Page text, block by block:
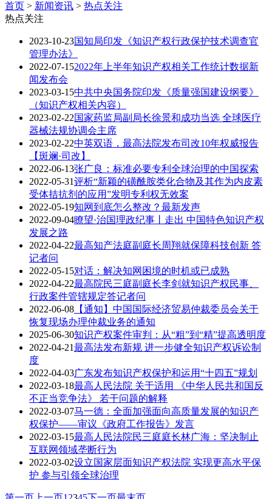
首页 > 新闻资讯 > 热点关注
热点关注
2023-10-23​国知局印发《知识产权行政保护技术调查官
管理办法》
2022-07-152022年上半年知识产权相关工作统计数据新
闻发布会
2023-03-15中共中央国务院印发《质量强国建设纲要》
（知识产权相关内容）
2023-02-22国家药监局副局长徐景和成功当选 全球医疗
器械法规协调会主席
2023-02-22中英双语，最高法院发布司改10年权威报告
【斑斓·司改】
2022-06-13张广良：标准必要专利全球治理的中国探索
2022-05-31评析“新颖的磺酰胺类化合物及其作为内皮素
受体拮抗剂的应用”发明专利权无效案
2022-05-19知网到底怎么整改？最新发声
2022-09-04瞭望·治国理政纪事丨走出 中国特色知识产权
发展之路
2022-04-22​最高知产法庭副庭长周翔就保障科技创新 答
记者问
2022-05-15对话：解决知网困境的时机或已成熟
2022-04-22最高院民三庭副庭长李剑就知识产权民事、
行政案件管辖规定答记者问
2022-06-08 【通知】中国国际经济贸易仲裁委员会关于
恢复现场办理仲裁业务的通知
2025-06-30知识产权案件审判：从“粗”到“精”提高透明度
2022-04-21最高法发布新规 进一步健全知识产权诉讼制
度
2022-04-03广东发布知识产权保护和运用“十四五”规划
2022-03-18最高人民法院 关于适用 《中华人民共和国反
不正当竞争法》 若干问题的解释
2022-03-07马一德：全面加强面向高质量发展的知识产
权保护——审议《政府工作报告》发言
2022-03-15最高人民法院民三庭庭长林广海：坚决制止
互联网领域垄断行为
2022-03-02设立国家层面知识产权法院 实现更高水平保
护 参与引领全球治理